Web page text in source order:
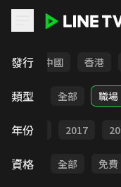
發行
韓國 中國 香港
類型 全部 職場
年份
2018 2017
資格 全部 免費